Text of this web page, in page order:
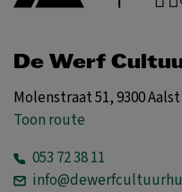
De Werf
Molenstraat 51, 9300 Aalst
Toon route
053 72 38 11